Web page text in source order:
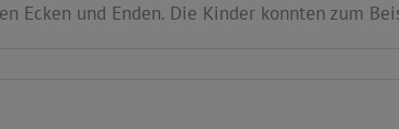
Ecken und Enden. Die Kinder konnten zum